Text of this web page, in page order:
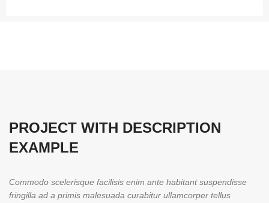
PROJECT WITH DESCRIPTION
EXAMPLE
Commodo scelerisque facilisis enim ante habitant suspendisse
fringilla ad a primis malesuada curabitur ullamcorper tellus